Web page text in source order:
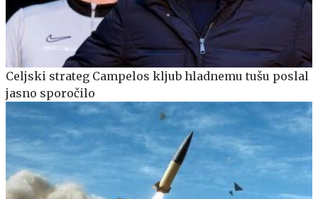
Celjski strateg Campelos kljub hladnemu tušu poslal
jasno sporočilo